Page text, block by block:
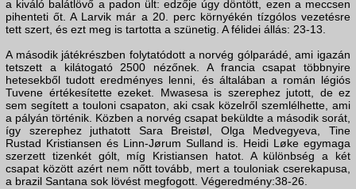
a kiváló balátlövő a padon ült: edzője úgy döntött, ezen a meccsen
pihenteti őt. A Larvik már a 20. perc környékén tízgólos vezetésre
tett szert, és ezt meg is tartotta a szünetig. A félidei állás: 23-13.
A második játékrészben folytatódott a norvég gólparádé, ami igazán
tetszett a kilátogató 2500 nézőnek. A francia csapat többnyire
hetesekből tudott eredményes lenni, és általában a román légiós
Tuvene értékesítette ezeket. Mwasesa is szerephez jutott, de ez
sem segített a touloni csapaton, aki csak közelről szemlélhette, ami
a pályán történik. Közben a norvég csapat beküldte a második sorát,
így szerephez juthatott Sara Breistøl, Olga Medvegyeva, Tine
Rustad Kristiansen és Linn-Jørum Sulland is. Heidi Løke egymaga
szerzett tizenkét gólt, míg Kristiansen hatot. A különbség a két
csapat között azért nem nőtt tovább, mert a touloniak cserekapusa,
a brazil Santana sok lövést megfogott. Végeredmény:38-26.